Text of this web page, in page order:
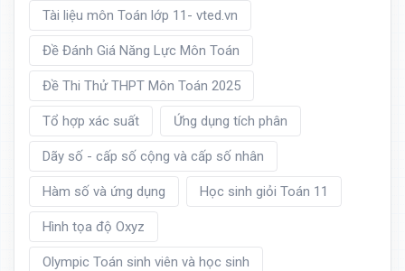
Tài liệu môn Toán lớp 11- vted.vn
Đề Đánh Giá Năng Lực Môn Toán
Đề Thi Thử THPT Môn Toán 2025
Tổ hợp xác suất Ứng dụng tích phân
Dãy số - cấp số cộng và cấp số nhân
Hàm số và ứng dụng Học sinh giỏi Toán 11
Hình tọa độ Oxyz
Olympic Toán sinh viên và học sinh